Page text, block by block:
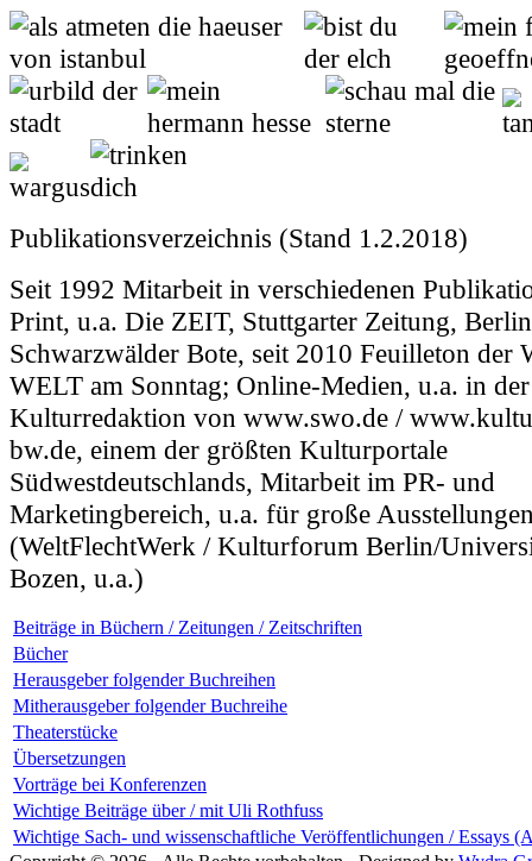
Publikationsverzeichnis (Stand 1.2.2018)
Seit 1992 Mitarbeit in verschiedenen
Print, u.a. Die ZEIT, Stuttgarter Zeitung,
Schwarzwälder Bote, seit 2010 Feuilleton der
WELT am Sonntag; Online-Medien, u.a. in der
Kulturredaktion von www.swo.de /
bw.de, einem der größten Kulturportale
Südwestdeutschlands, Mitarbeit im PR- und
Marketingbereich, u.a. für große
(WeltFlechtWerk / Kulturforum Berlin/
Bozen, u.a.)
Beiträge in Büchern / Zeitungen / Zeitschriften
Bücher
Herausgeber folgender Buchreihen
Mitherausgeber folgender Buchreihe
Theaterstücke
Übersetzungen
Vorträge bei Konferenzen
Wichtige Beiträge über / mit Uli Rothfuss
Wichtige Sach- und wissenschaftliche Veröffentlichungen / Essays